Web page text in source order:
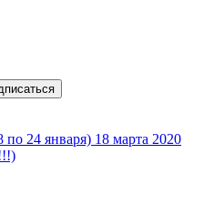
по 24 января) 18 марта 2020